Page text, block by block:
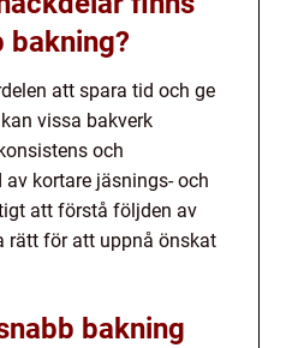
bakning?
att spara tid och ge
vissa bakverk
och
kortare jäsnings- och
att förstå följden av
rätt för att uppnå önskat
bakning